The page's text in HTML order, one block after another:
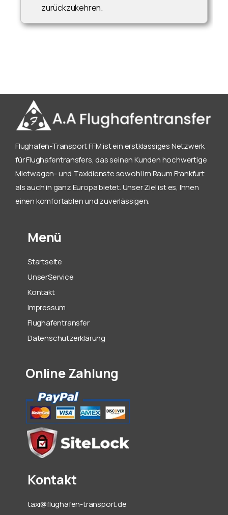
zurückzukehren.
Flughafen-Transport FFM ist ein erstklassiges Netzwerk
für Flughafentransfers, das seinen Kunden hochwertige
Mietwagen- und Taxidienste sowohl im Raum Frankfurt
als auch in ganz Europa bietet. Unser Ziel ist es, Ihnen
einen komfortablen und zuverlässigen.
Menü
Startseite
UnserService
Kontakt
Impressum
Flughafentransfer
Datenschutzerklärung
Online Zahlung
Kontakt
taxi@flughafen-transport.de